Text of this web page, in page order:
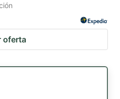
oferta